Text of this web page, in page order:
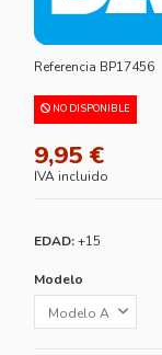
Referencia BP17456
NO DISPONIBLE
9,95 €
IVA incluido
EDAD:+15
Modelo